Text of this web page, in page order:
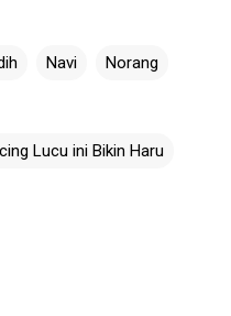
Navi Norang
Lucu ini Bikin Haru